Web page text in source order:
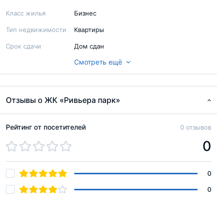
Класс жилья Бизнес
Тип недвижимости Квартиры
Срок сдачи Дом сдан
Строительство завершено
Территория
Благоустройство
Озеленение, детский игровой городок,
Форма продажи Продажи завершены
Ипотека Нет
Смотреть ещё
Отзывы о ЖК «Ривьера парк»
Рейтинг от посетителей 0 отзывов
0
0
0